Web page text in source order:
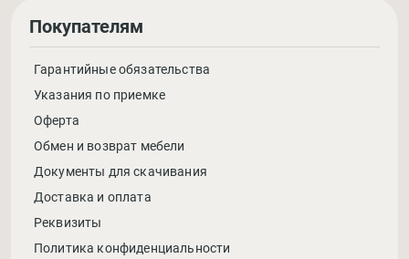
Покупателям
Гарантийные обязательства
Указания по приемке
Оферта
Обмен и возврат мебели
Документы для скачивания
Доставка и оплата
Реквизиты
Политика конфиденциальности